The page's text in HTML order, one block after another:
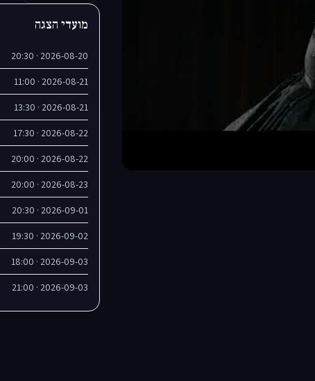
מועדי הצגה
2026-08-20 · 20:30
2026-08-21 · 11:00
2026-08-21 · 13:30
2026-08-22 · 17:30
2026-08-22 · 20:00
2026-08-23 · 20:00
2026-09-01 · 20:30
2026-09-02 · 19:30
2026-09-03 · 18:00
2026-09-03 · 21:00